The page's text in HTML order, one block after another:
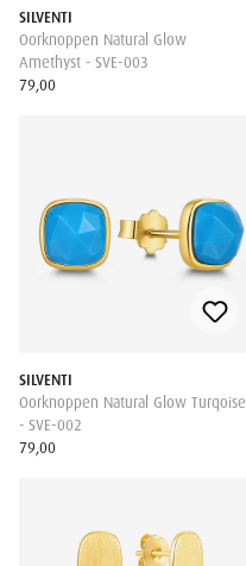
SILVENTI
Oorknoppen Natural Glow
Amethyst - SVE-003
79,00
SILVENTI
Oorknoppen Natural Glow Turqoise
- SVE-002
79,00